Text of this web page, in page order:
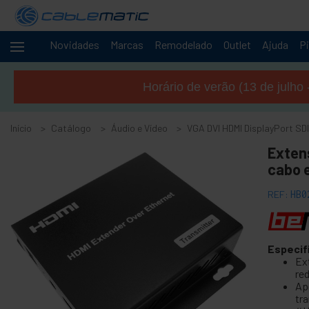
Novidades Marcas Remodelado Outlet Ajuda
Cabos +
servidores
Acessórios de áudio e vídeo
Acessórios GoPro
+
Sem fio Audio Tour
+
CCTV Videovigilância
Telas de Projeção
+
Carrinhos computador e de de TV
Horário de verão (13 de
Início Catálogo Áudio e Vídeo VGA DVI HDMI DisplayPort
cabo
REF: